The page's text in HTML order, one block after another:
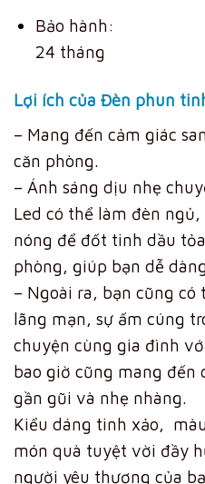
Bảo hành:
24 tháng
Lợi ích của Đèn phun
– Mang đến cảm giác
căn phòng.
– Ánh sáng dịu nhẹ
Led có thể làm đèn
nóng để đốt tinh dầu
phòng, giúp bạn dễ
– Ngoài ra, bạn cũng
lãng mạn, sự ấm cúng
chuyện cùng gia đình
bao giờ cũng mang đến
gần gũi và nhẹ nhàng.
Kiểu dáng tinh xảo,
món quà tuyệt vời đầy
người yêu thương của